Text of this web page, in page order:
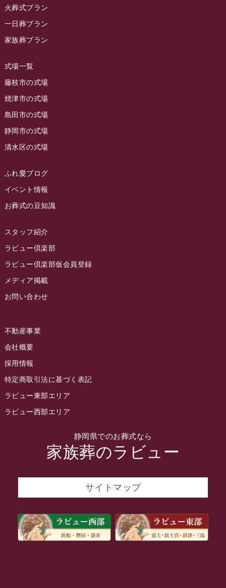
2023年11月
2023年10月
2023年9月
2023年7月
2023年6月
2023年5月
2023年4月
2023年3月
2023年2月
2023年1月
2022年12月
2022年9月
2022年8月
2022年7月
2022年5月
2022年4月
2021年9月
2021年8月
2021年7月
2021年6月
ラビュー藤枝
ラビュー藤枝茶町
ラビュー島田稲荷
ラビュー焼津石津
ラビュー藤枝駅北
ラビュー清水飯田
ラビュー西焼津
ラビュー島田六合
ラビュー金谷
ラビュー藤枝本町
静岡県でのお葬式なら
家族葬のラビュー
サイトマップ
火葬式プラン
一日葬プラン
家族葬プラン
式場一覧
藤枝市の式場
焼津市の式場
島田市の式場
静岡市の式場
清水区の式場
ふれ愛ブログ
イベント情報
お葬式の豆知識
スタッフ紹介
ラビュー倶楽部
ラビュー倶楽部仮会員登録
メディア掲載
お問い合わせ
不動産事業
会社概要
採用情報
特定商取引法に基づく表記
ラビュー東部エリア
ラビュー西部エリア